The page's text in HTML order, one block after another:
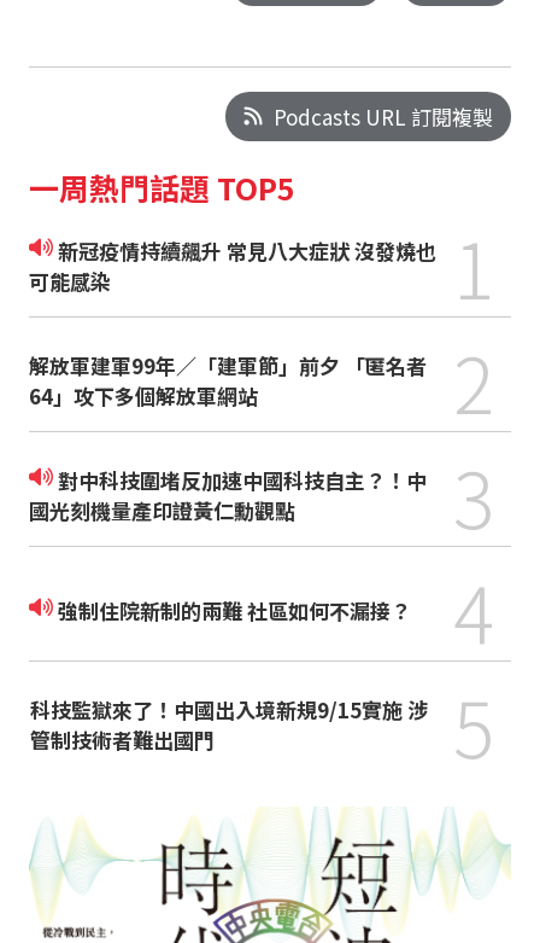
Podcasts URL 訂閱複製
一周熱門話題 TOP5
新冠疫情持續飆升 常見八大症狀 沒發燒也
可能感染
1
解放軍建軍99年／「建軍節」前夕 「匿名者
64」攻下多個解放軍網站
2
對中科技圍堵反加速中國科技自主？！中
國光刻機量產印證黃仁勳觀點
3
強制住院新制的兩難 社區如何不漏接？ 4
科技監獄來了！中國出入境新規9/15實施 涉
管制技術者難出國門
5